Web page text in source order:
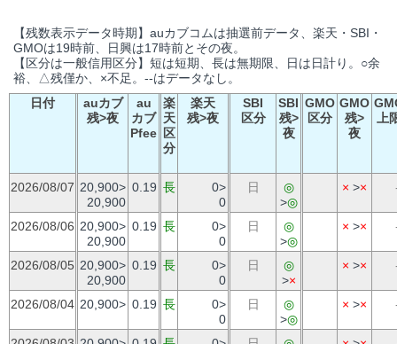
【残数表示データ時期】auカブコムは抽選前データ、楽天・SBI・
GMOは19時前、日興は17時前とその夜。
【区分は一般信用区分】短は短期、長は無期限、日は日計り。○余
裕、△残僅か、×不足。--はデータなし。
日付
auカブ
残>夜
au
カブ
Pfee
楽
天
区
分
楽天
残>夜
SBI
区分
SBI
残>
夜
GMO
区分
GMO
残>
夜
上
2026/08/07 20,900>
20,900
0.19 長
0>
0
日
◎
>◎
× >×
2026/08/06 20,900>
20,900
0.19 長
0>
0
日
◎
>◎
× >×
2026/08/05 20,900>
20,900
0.19 長
0>
0
日
◎
>×
× >×
2026/08/04 20,900> 0.19 長
0>
0
日
◎
>◎
× >×